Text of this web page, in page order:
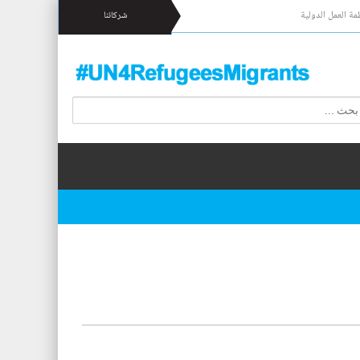
العمل الدولية شركائنا